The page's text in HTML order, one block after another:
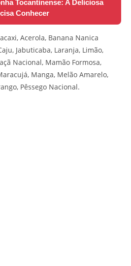
Tocantinense: A Deliciosa
Conhecer
Acerola, Banana Nanica
Jabuticaba, Laranja, Limão,
Nacional, Mamão Formosa,
Manga, Melão Amarelo,
Pêssego Nacional.